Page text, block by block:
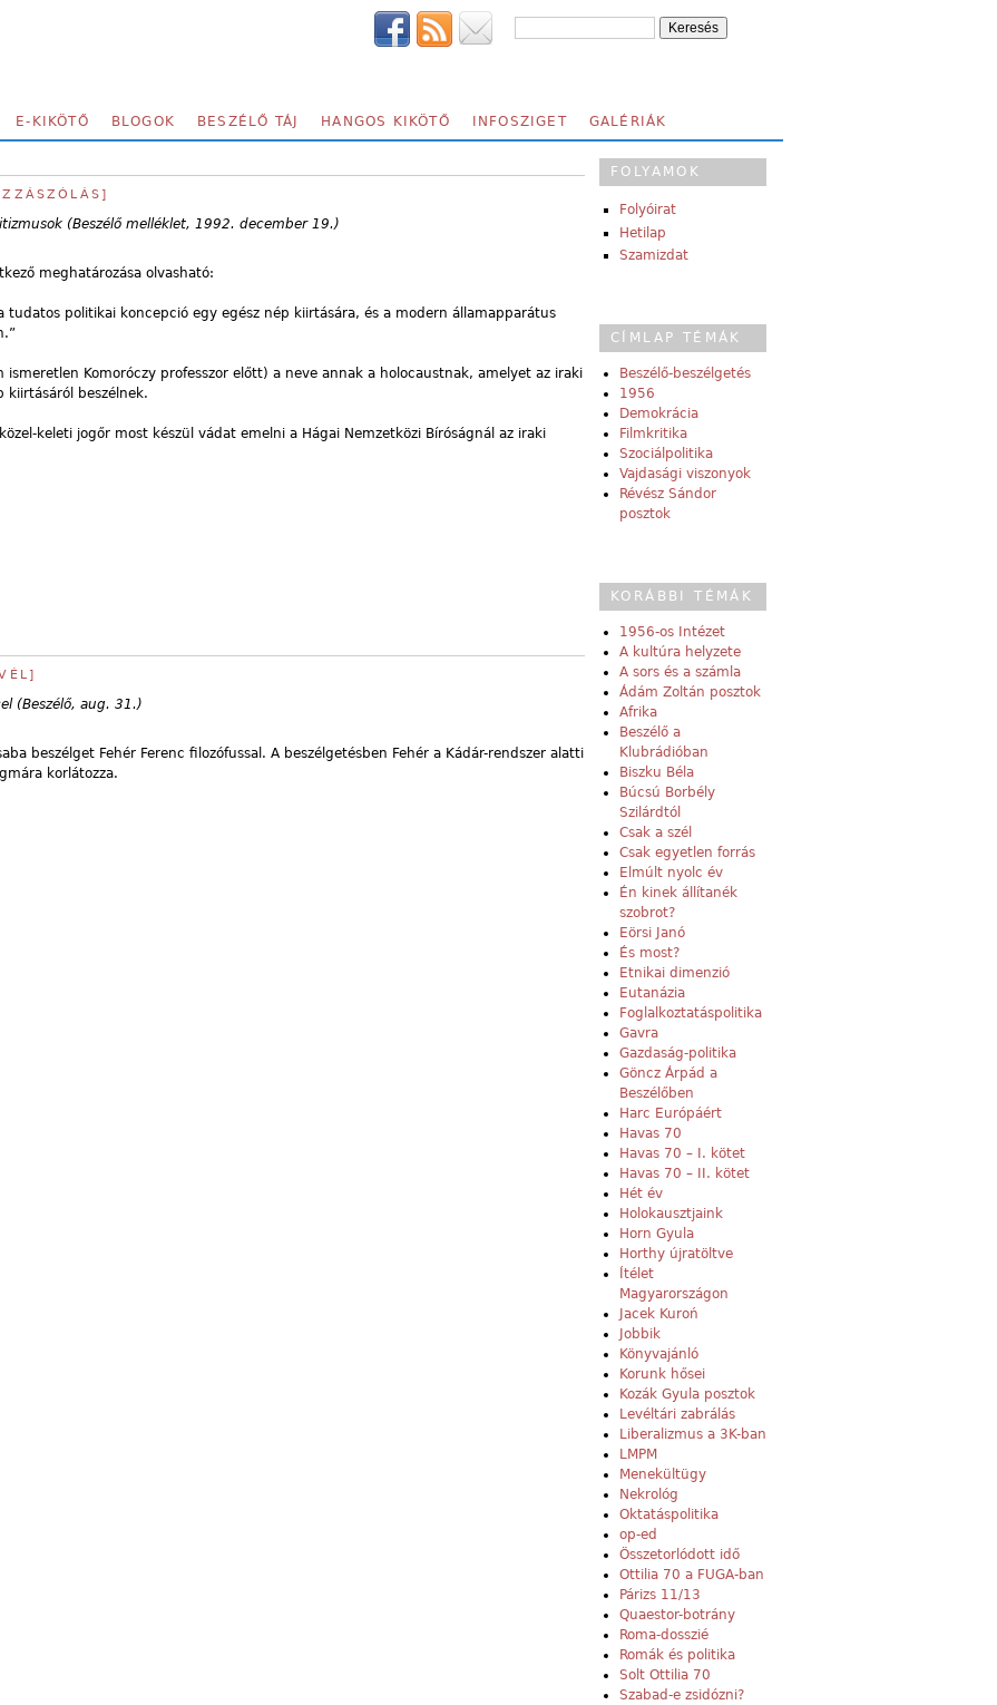
E-KIKÖTŐ BLOGOK BESZÉLŐ TÁJ HANGOS KIKÖTŐ INFOSZIGET GALÉRIÁK
(Beszélő melléklet, 1992. december 19.)
meghatározása olvasható:
tudatos politikai koncepció egy egész nép kiirtására, és a modern államapparátus
ismeretlen Komoróczy professzor előtt) a neve annak a holocaustnak, amelyet az iraki
kiirtásáról beszélnek.
keleti jogőr most készül vádat emelni a Hágai Nemzetközi Bíróságnál az iraki
(Beszélő, aug. 31.)
beszélget Fehér Ferenc filozófussal. A beszélgetésben Fehér a Kádár-rendszer alatti
korlátozza.
FOLYAMOK
Folyóirat
Hetilap
Szamizdat
CÍMLAP TÉMÁK
Beszélő-beszélgetés
1956
Demokrácia
Filmkritika
Szociálpolitika
Vajdasági viszonyok
Révész Sándor
posztok
KORÁBBI TÉMÁK
1956-os Intézet
A kultúra helyzete
A sors és a számla
Ádám Zoltán posztok
Afrika
Beszélő a
Klubrádióban
Biszku Béla
Búcsú Borbély
Szilárdtól
Csak a szél
Csak egyetlen forrás
Elmúlt nyolc év
Én kinek állítanék
szobrot?
Eörsi Janó
És most?
Etnikai dimenzió
Eutanázia
Foglalkoztatáspolitika
Gavra
Gazdaság-politika
Göncz Árpád a
Beszélőben
Harc Európáért
Havas 70
Havas 70 – I. kötet
Havas 70 – II. kötet
Hét év
Holokausztjaink
Horn Gyula
Horthy újratöltve
Ítélet
Magyarországon
Jacek Kuroń
Jobbik
Könyvajánló
Korunk hősei
Kozák Gyula posztok
Levéltári zabrálás
Liberalizmus a 3K-ban
LMPM
Menekültügy
Nekrológ
Oktatáspolitika
op-ed
Összetorlódott idő
Ottilia 70 a FUGA-ban
Párizs 11/13
Quaestor-botrány
Roma-dosszié
Romák és politika
Solt Ottilia 70
Szabad-e zsidózni?